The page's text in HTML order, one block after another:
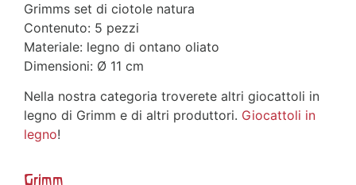
Grimms set di ciotole natura
Contenuto: 5 pezzi
Materiale: legno di ontano oliato
Dimensioni: Ø 11 cm
Nella nostra categoria troverete altri giocattoli in
legno di Grimm e di altri produttori. Giocattoli in
legno!
Grimm